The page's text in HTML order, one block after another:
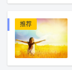
推荐